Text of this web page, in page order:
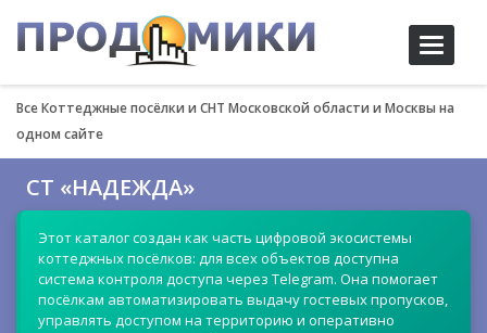
Toggle
Все Коттеджные посёлки и СНТ Московской области и Москвы на
одном сайте
СТ «НАДЕЖДА»
Этот каталог создан как часть цифровой экосистемы
коттеджных посёлков: для всех объектов доступна
система контроля доступа через Telegram. Она помогает
посёлкам автоматизировать выдачу гостевых пропусков,
управлять доступом на территорию и оперативно